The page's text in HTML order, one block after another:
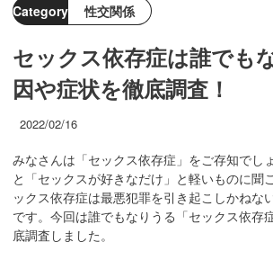
Category 性交関係
セックス依存症は誰でも
因や症状を徹底調査！
2022/02/16
みなさんは「セックス依存症」をご存知でし
と「セックスが好きなだけ」と軽いものに聞
ックス依存症は最悪犯罪を引き起こしかねな
です。今回は誰でもなりうる「セックス依存
底調査しました。